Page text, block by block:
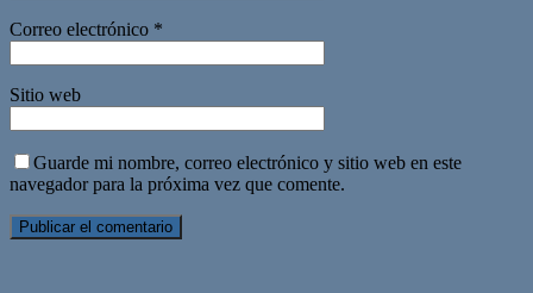
Correo electrónico *
Sitio web
Guarde mi nombre, correo electrónico y sitio web en este
navegador para la próxima vez que comente.